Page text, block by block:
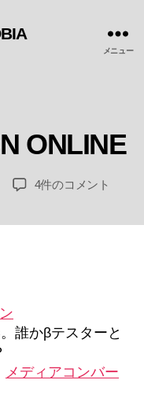
メニュー
ONLINE
FRONT
4件のコメント
誰かβテスターと
メディアコンバー